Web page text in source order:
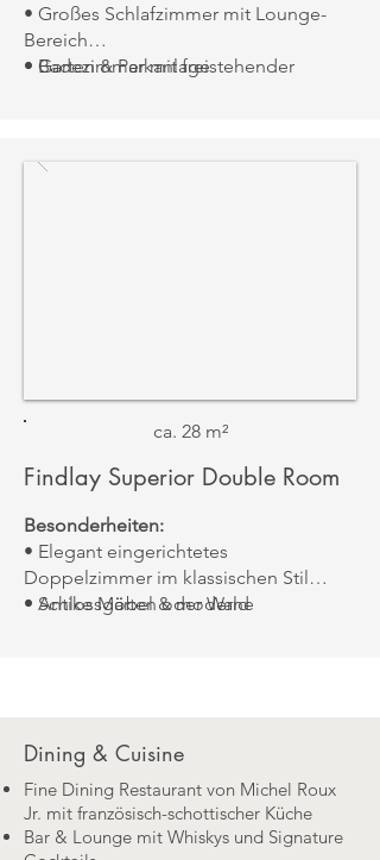
• Großes Schlafzimmer mit Lounge-
Bereich
• Badezimmer mit freistehender
Aussicht:
• Garten & Parkanlage
ca. 28 m²
Findlay Superior Double Room
Besonderheiten:
• Elegant eingerichtetes
Doppelzimmer im klassischen Stil
• Antike Möbel & moderne
• Schlossgärten oder Wald
Dining & Cuisine
Fine Dining Restaurant von Michel Roux
Jr. mit französisch-schottischer Küche
Bar & Lounge mit Whiskys und Signature